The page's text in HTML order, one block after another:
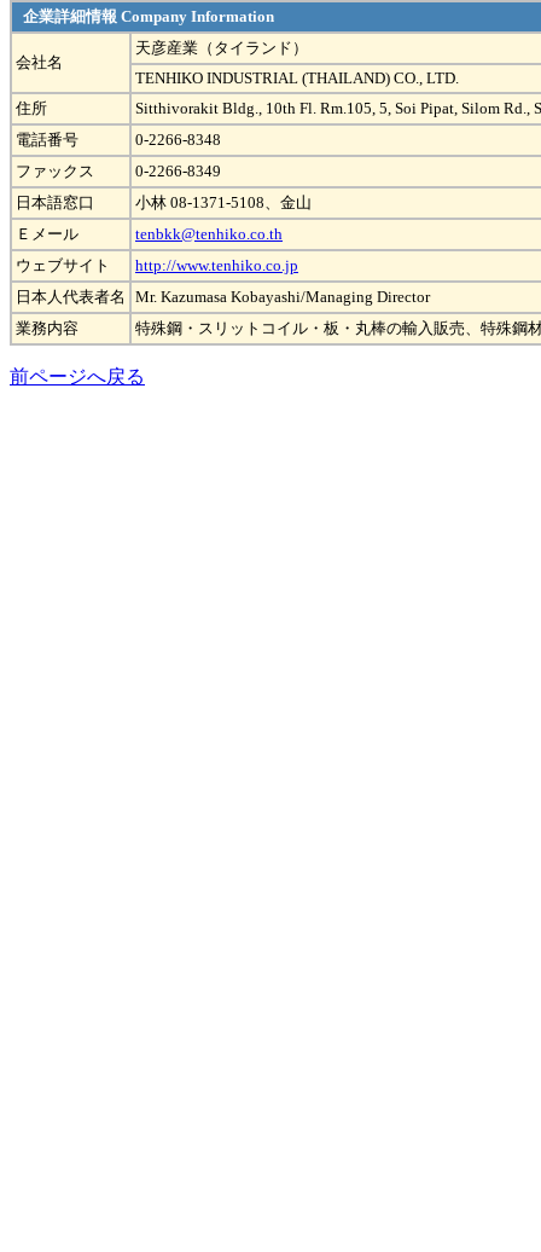
企業詳細情報 Company Information
会社名
天彦産業（タイランド）
TENHIKO INDUSTRIAL (THAILAND) CO., LTD.
住所
Sitthivorakit Bldg., 10th Fl. Rm.105, 5, Soi Pipat, Silom Rd.,
電話番号
0-2266-8348
ファックス
0-2266-8349
日本語窓口
小林 08-1371-5108、金山
Ｅメール
tenbkk@tenhiko.co.th
ウェブサイト
http://www.tenhiko.co.jp
日本人代表者名
Mr. Kazumasa Kobayashi/Managing Director
業務内容
特殊鋼・スリットコイル・板・丸棒の輸入販売、特殊鋼
前ページへ戻る